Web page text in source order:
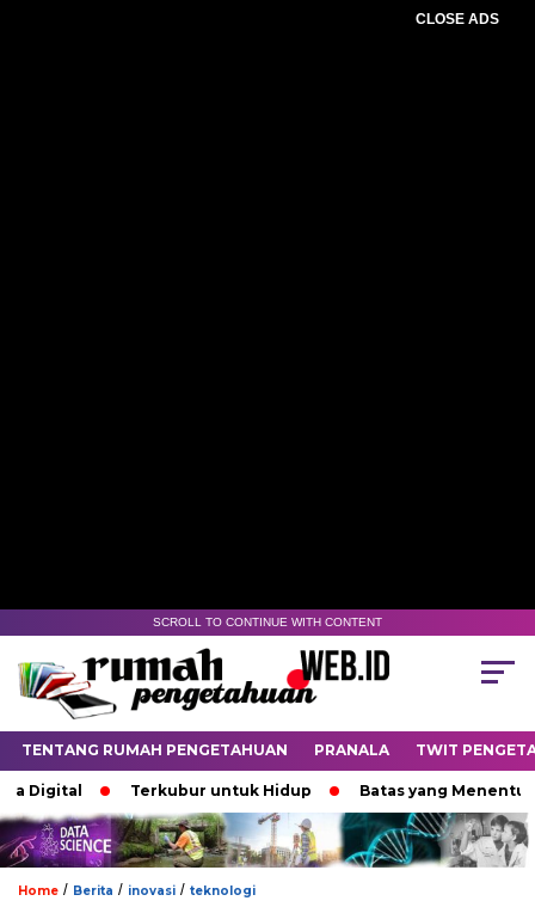
CLOSE ADS
SCROLL TO CONTINUE WITH CONTENT
TENTANG RUMAH PENGETAHUAN PRANALA TWIT
Terkubur untuk Hidup Batas yang Menentukan
Home / Berita / inovasi / teknologi